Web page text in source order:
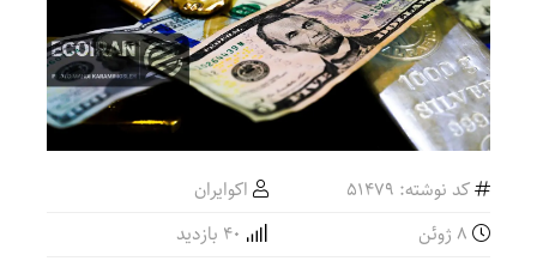
کد نوشته: 51479
اکوایران